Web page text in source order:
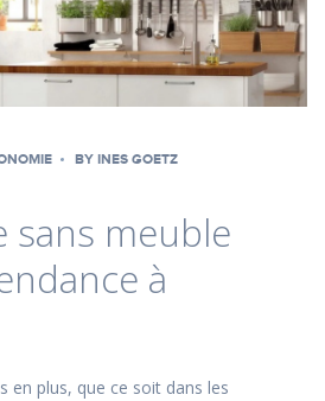
BY INES GOETZ
sans meuble
à
en plus, que ce soit dans les